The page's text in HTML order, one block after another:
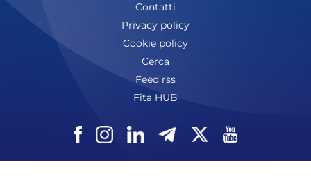
Contatti
Privacy policy
Cookie policy
Cerca
Feed rss
Fita HUB